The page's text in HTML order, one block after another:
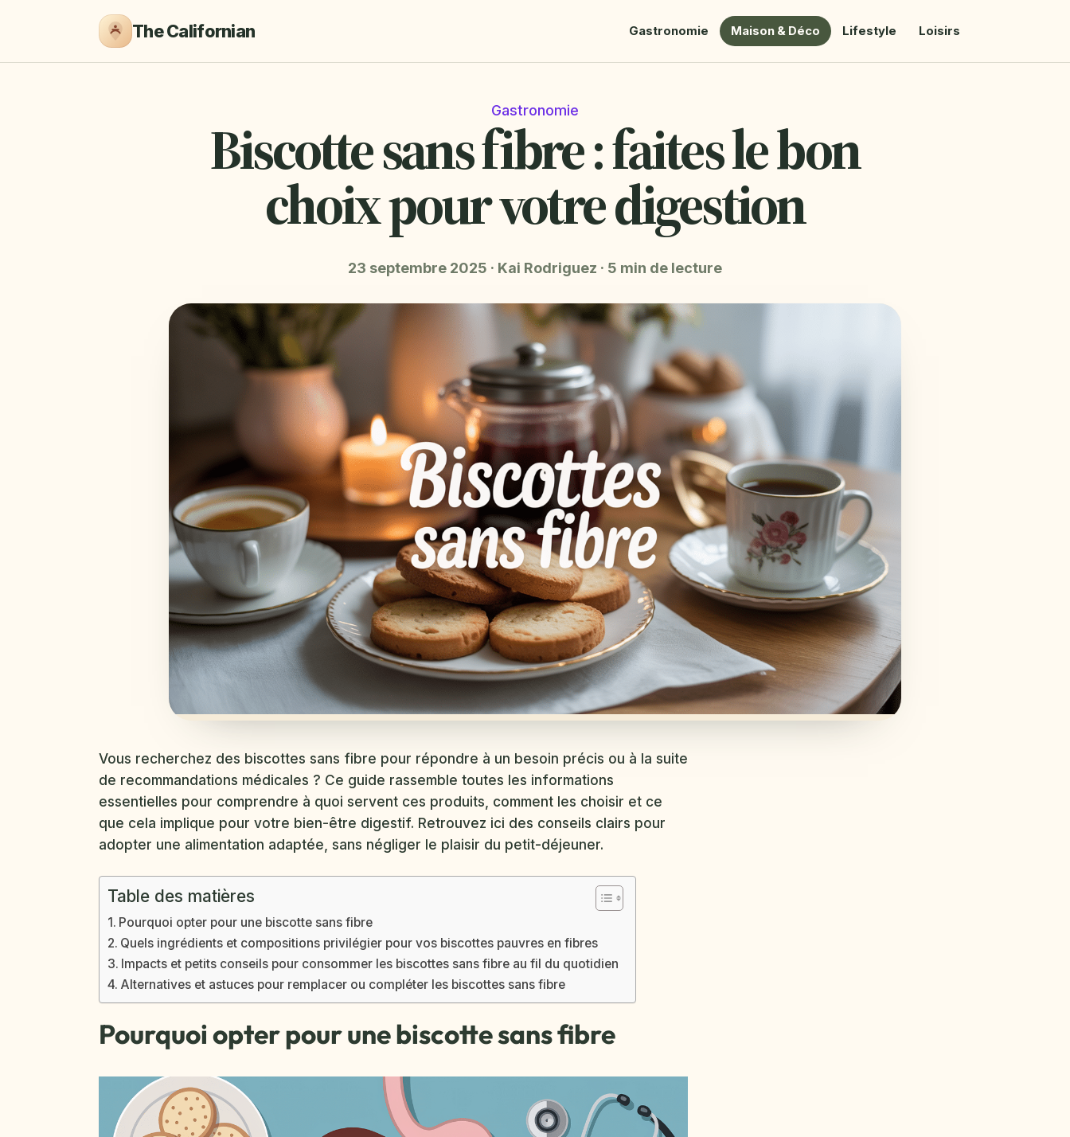
The Californian Gastronomie Maison & Déco Lifestyle Loisirs
Gastronomie
Biscotte sans fibre : faites le bon
choix pour votre digestion
23 septembre 2025 · Kai Rodriguez · 5 min de lecture
Vous recherchez des biscottes sans fibre pour répondre à un besoin précis ou à la suite
de recommandations médicales ? Ce guide rassemble toutes les informations
essentielles pour comprendre à quoi servent ces produits, comment les choisir et ce
que cela implique pour votre bien-être digestif. Retrouvez ici des conseils clairs pour
adopter une alimentation adaptée, sans négliger le plaisir du petit-déjeuner.
Table des matières
Pourquoi opter pour une biscotte sans fibre
Quels ingrédients et compositions privilégier pour vos biscottes pauvres en fibres
Impacts et petits conseils pour consommer les biscottes sans fibre au fil du quotidien
Alternatives et astuces pour remplacer ou compléter les biscottes sans fibre
Pourquoi opter pour une biscotte sans fibre